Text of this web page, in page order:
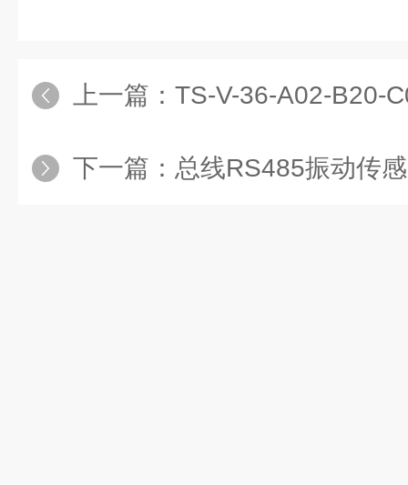
上一篇： TS-V-36-A02-B20-C01-
下一篇： 总线RS485振动传